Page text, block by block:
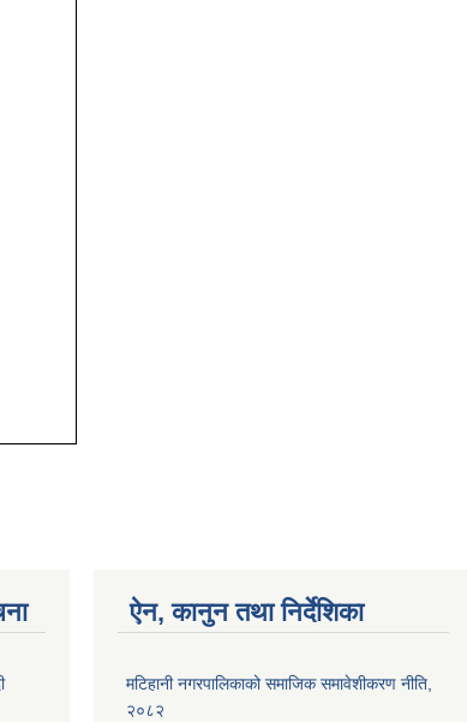
ऐन, कानुन तथा निर्देशिका
मटिहानी नगरपालिकाको समाजिक समावेशीकरण नीति,
२०८२